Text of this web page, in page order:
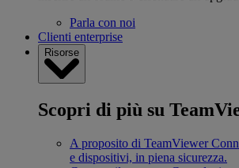
Parla con noi
Clienti enterprise
Risorse
Scopri di più su
A proposito di TeamViewer
e dispositivi, in piena sicurezza.